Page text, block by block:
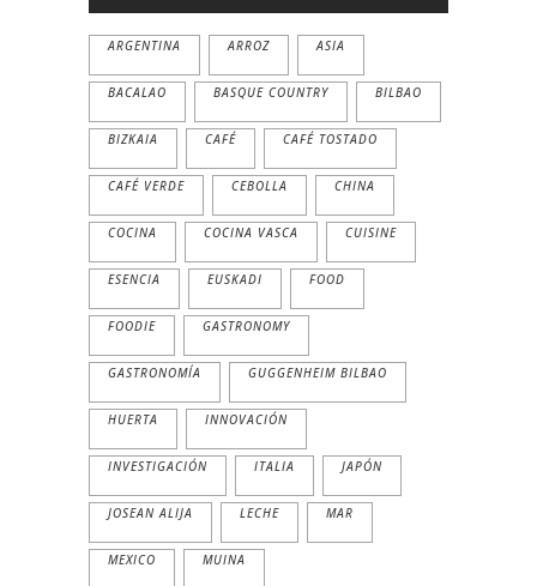
ARGENTINA ARROZ ASIA
BACALAO BASQUE COUNTRY BILBAO
BIZKAIA CAFÉ CAFÉ TOSTADO
CAFÉ VERDE CEBOLLA CHINA
COCINA COCINA VASCA CUISINE
ESENCIA EUSKADI FOOD
FOODIE GASTRONOMY
GASTRONOMÍA GUGGENHEIM BILBAO
HUERTA INNOVACIÓN
INVESTIGACIÓN ITALIA JAPÓN
JOSEAN ALIJA LECHE MAR
MEXICO MUINA